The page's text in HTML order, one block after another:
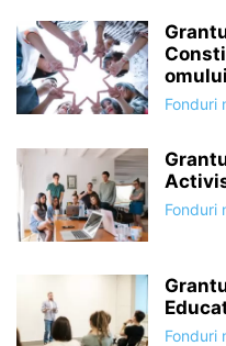
Fonduri
Fonduri
Fonduri